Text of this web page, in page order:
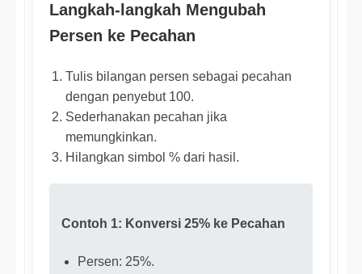
Langkah-langkah Mengubah
Persen ke Pecahan
Tulis bilangan persen sebagai pecahan
dengan penyebut 100.
Sederhanakan pecahan jika
memungkinkan.
Hilangkan simbol % dari hasil.
Contoh 1: Konversi 25% ke Pecahan
Persen: 25%.